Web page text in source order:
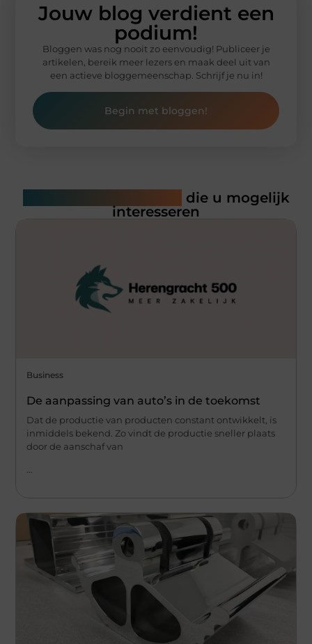
Jouw blog verdient een
podium!
Bloggen was nog nooit zo eenvoudig! Publiceer je
artikelen, bereik meer lezers en maak deel uit van
een actieve bloggemeenschap. Schrijf je nu in!
Begin met bloggen!
die u mogelijk
interesseren
Business
De aanpassing van auto’s in de toekomst
Dat de productie van producten constant ontwikkelt, is
inmiddels bekend. Zo vindt de productie sneller plaats
door de aanschaf van
...